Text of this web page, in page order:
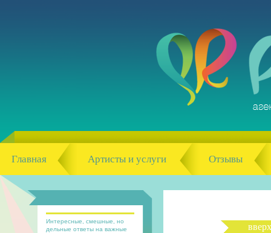
Главная Артисты и услуги Отзывы
Интересные, смешные, но
дельные ответы на важные
вверх